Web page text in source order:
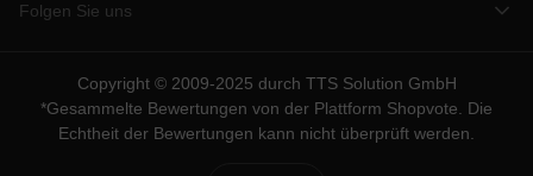
Folgen Sie uns
Copyright © 2009-2025 durch TTS Solution GmbH
*Gesammelte Bewertungen von der Plattform Shopvote. Die
Echtheit der Bewertungen kann nicht überprüft werden.